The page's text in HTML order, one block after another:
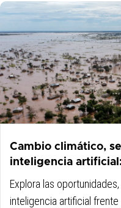
Cambio climático,
inteligencia
Explora las
inteligencia artificial